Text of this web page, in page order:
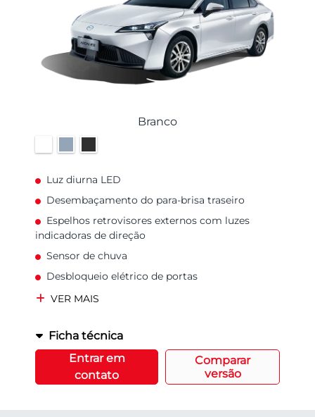
Branco
Luz diurna LED
Desembaçamento do para-brisa traseiro
Espelhos retrovisores externos com luzes
indicadoras de direção
Sensor de chuva
Desbloqueio elétrico de portas
VER MAIS
Ficha técnica
Entrar em
contato
Comparar
versão